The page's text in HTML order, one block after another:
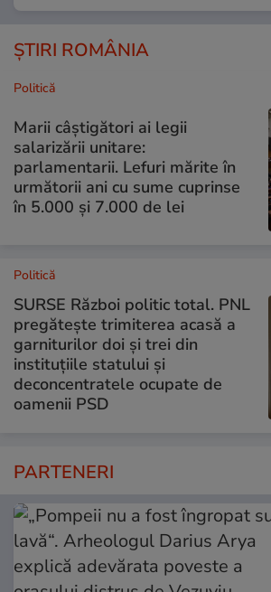
ȘTIRI ROMÂNIA
Politică
Marii câștigători ai legii
salarizării unitare:
parlamentarii. Lefuri mărite în
următorii ani cu sume cuprinse
în 5.000 și 7.000 de lei
Politică
SURSE Război politic total. PNL
pregătește trimiterea acasă a
garniturilor doi și trei din
instituțiile statului și
deconcentratele ocupate de
oamenii PSD
PARTENERI